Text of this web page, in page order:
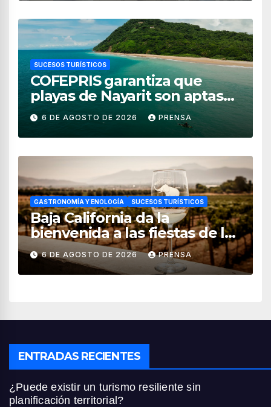
SUCESOS TURÍSTICOS
COFEPRIS garantiza que
playas de Nayarit son aptas
para uso recreativo
6 DE AGOSTO DE 2026 PRENSA
GASTRONOMÍA Y ENOLOGÍA SUCESOS TURÍSTICOS
Baja California da la
bienvenida a las fiestas de la
vendimia 2026
6 DE AGOSTO DE 2026 PRENSA
ENTRADAS RECIENTES
¿Puede existir un turismo resiliente sin
planificación territorial?